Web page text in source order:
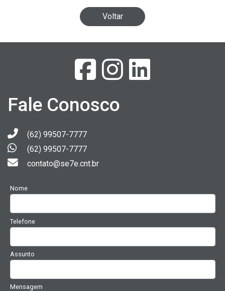
Voltar
Fale Conosco
(62) 99507-7777
(62) 99507-7777
contato@se7e.cnt.br
Nome
Telefone
Assunto
Mensagem